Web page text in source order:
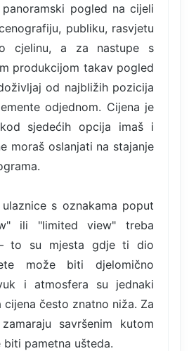
pogled na cijeli
publiku, rasvjetu
cjelinu, a za nastupe s
produkcijom takav pogled
od najbližih pozicija
odjednom. Cijena je
sjedećih opcija imaš i
moraš oslanjati na stajanje
s oznakama poput
ili "limited view" treba
to su mjesta gdje ti dio
može biti djelomično
i atmosfera su jednaki
često znatno niža. Za
savršenim kutom
pametna ušteda.